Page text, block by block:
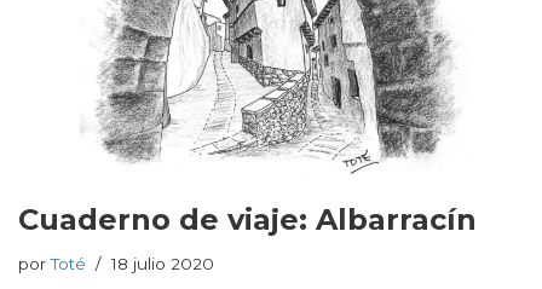
Cuaderno de viaje: Albarracín
porToté 18 julio 2020